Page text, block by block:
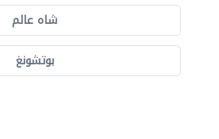
شاه عالم
بوتشونغ